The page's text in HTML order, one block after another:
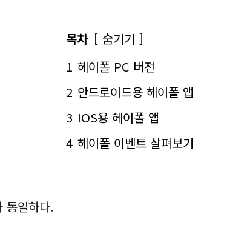
목차
숨기기
1 헤이폴 PC 버전
2 안드로이드용 헤이폴 앱
3 IOS용 헤이폴 앱
4 헤이폴 이벤트 살펴보기
동일하다.